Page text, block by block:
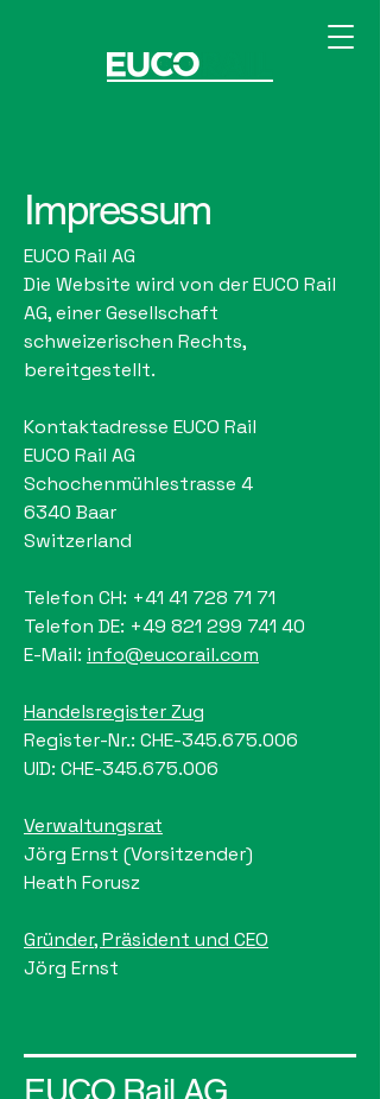
Impressum
EUCO Rail AG
Die Website wird von der EUCO Rail
AG, einer Gesellschaft
schweizerischen Rechts,
bereitgestellt.
Kontaktadresse EUCO Rail
EUCO Rail AG
Schochenmühlestrasse 4
6340 Baar
Switzerland
Telefon CH: +41 41 728 71 71
Telefon DE: +49 821 299 741 40
E-Mail: info@eucorail.com
Handelsregister Zug
Register-Nr.: CHE-345.675.006
UID: CHE-345.675.006
Verwaltungsrat
Jörg Ernst (Vorsitzender)
Heath Forusz
Gründer, Präsident und CEO
Jörg Ernst
EUCO Rail AG